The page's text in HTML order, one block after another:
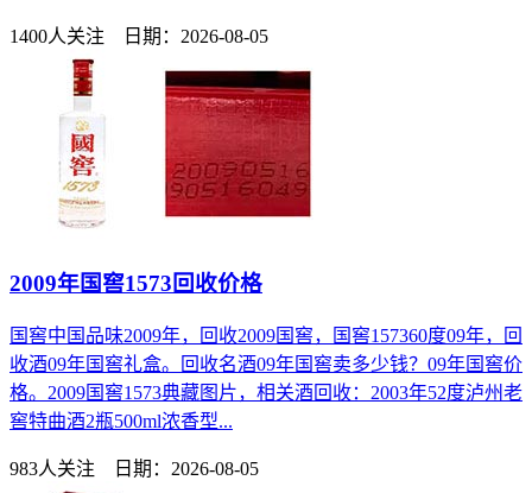
1400人关注 日期：2026-08-05
2009年国窖1573回收价格
国窖中国品味2009年，回收2009国窖，国窖157360度09年，回
收酒09年国窖礼盒。回收名酒09年国窖卖多少钱？09年国窖价
格。2009国窖1573典藏图片，相关酒回收：2003年52度泸州老
窖特曲酒2瓶500ml浓香型...
983人关注 日期：2026-08-05